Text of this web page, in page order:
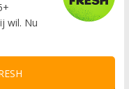
wil. Nu